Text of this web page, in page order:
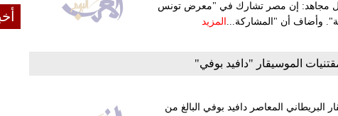
نوفمبر المقبل. وقال مجاهد: إن مصر تشارك في "معرض تونس
وأضاف أن "المشاركة... المزيد
الموسيقار "دافيد بوفي"
المعاصر دافيد بوفي البالغ من